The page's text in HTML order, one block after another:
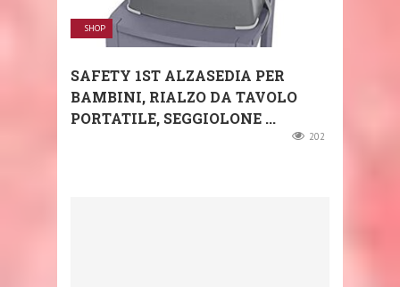
SHOP
SAFETY 1ST ALZASEDIA PER
BAMBINI, RIALZO DA TAVOLO
PORTATILE, SEGGIOLONE ...
202